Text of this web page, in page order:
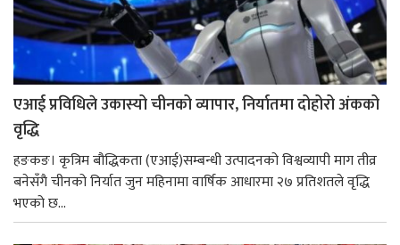
एआई प्रविधिले उकास्यो चीनको व्यापार, निर्यातमा दोहोरो अंकको
वृद्धि
हङकङ। कृत्रिम बौद्धिकता (एआई)सम्बन्धी उत्पादनको विश्वव्यापी माग तीव्र
बनेसँगै चीनको निर्यात जुन महिनामा वार्षिक आधारमा २७ प्रतिशतले वृद्धि
भएको छ...